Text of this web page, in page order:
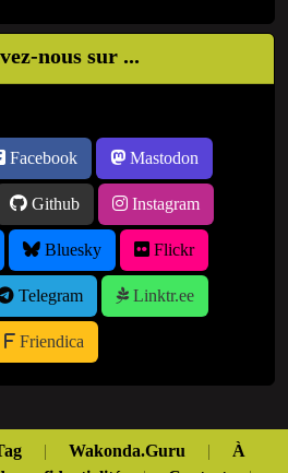
nous sur ...
Facebook Mastodon
Github Instagram
Bluesky Flickr
Telegram Linktr.ee
Friendica
| Wakonda.Guru |
À